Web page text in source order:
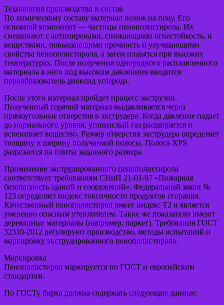
Технология производства и состав
По химическому составу материал похож на пену. Его
основной компонент — частицы пенополистирола. Их
смешивают с антипиренами, снижающими огнестойкость, и
веществами, повышающими прочность и улучшающими
свойства пенополистирола, а затем плавятся при высоких
температурах. После получения однородного расплавленного
материала в него под высоким давлением вводится
порообразователь диоксид углерода.
После этого материал пройдет процесс экструзии.
Полученный горячий материал выдавливается через
прямоугольные отверстия в экструдере. Когда давление падает
до нормального уровня, углекислый газ расширяется и
вспенивает вещество. Размер отверстия экструдера определяет
толщину и ширину получаемой полосы. Полоса XPS
разрезается на плиты заданного размера.
Применение экструдированного пенополистирола
соответствует требованиям СНиП 21-01-97 «Пожарная
безопасность зданий и сооружений». Федеральный закон №
123 определяет индекс токсичности продуктов сгорания.
Качественный пенополистирол имеет индекс Т2 и является
умеренно опасным утеплителем. Такие же показатели имеют
деревянные материалы (например, паркет). Требования ГОСТ
32310-2012 регулируют производство, методы испытаний и
маркировку экструдированного пенополистирола.
Маркировка
Пенополистирол маркируется по ГОСТ и европейским
стандартам.
По ГОСТу бирка должна содержать следующие данные: